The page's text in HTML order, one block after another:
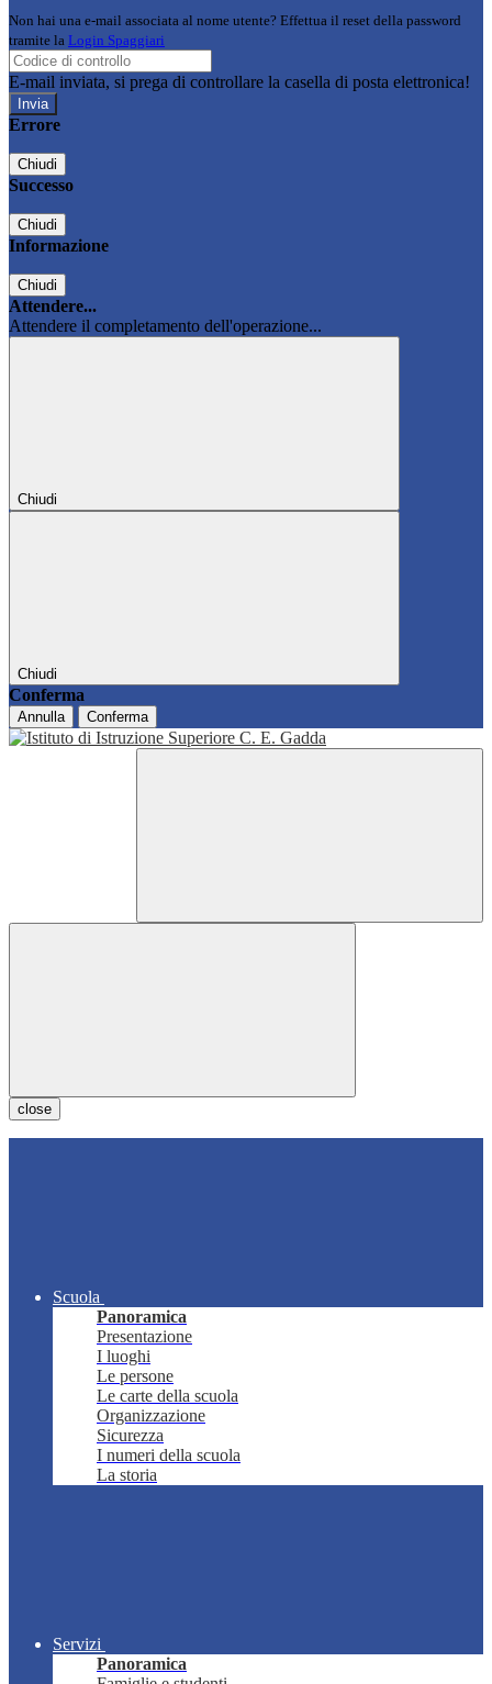
Non hai una e-mail associata al nome utente? Effettua il reset della password
tramite la Login Spaggiari
E-mail inviata, si prega di controllare la casella di posta elettronica!
Errore
Chiudi
Successo
Chiudi
Informazione
Chiudi
Attendere...
Attendere il completamento dell'operazione...
Chiudi
Chiudi
Conferma
Annulla Conferma
close
Scuola
Panoramica
Presentazione
I luoghi
Le persone
Le carte della scuola
Organizzazione
Sicurezza
I numeri della scuola
La storia
Servizi
Panoramica